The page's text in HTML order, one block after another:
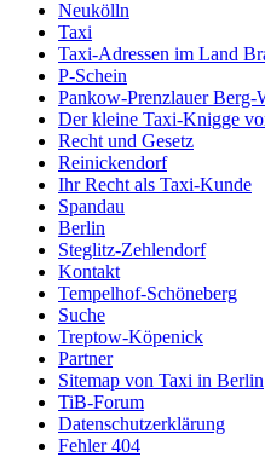
Neukölln
Taxi
Taxi-Adressen im Land
P-Schein
Pankow-Prenzlauer Berg-
Der kleine Taxi-Knigge
Recht und Gesetz
Reinickendorf
Ihr Recht als Taxi-Kunde
Spandau
Berlin
Steglitz-Zehlendorf
Kontakt
Tempelhof-Schöneberg
Suche
Treptow-Köpenick
Partner
Sitemap von Taxi in Berlin
TiB-Forum
Datenschutzerklärung
Fehler 404